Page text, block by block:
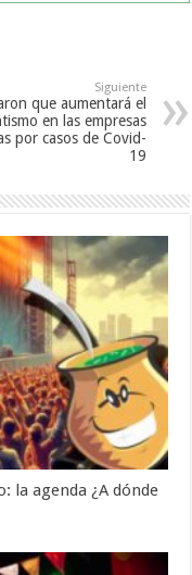
Siguiente
que aumentará el
en las empresas
por casos de Covid-
19
la agenda ¿A dónde